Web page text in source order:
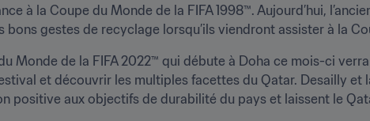
à la Coupe du Monde de la FIFA 1998™. Aujourd’hui,
bons gestes de recyclage lorsqu’ils viendront assister à la
Monde de la FIFA 2022™ qui débute à Doha ce mois-ci
et découvrir les multiples facettes du Qatar. Desailly
positive aux objectifs de durabilité du pays et laissent le